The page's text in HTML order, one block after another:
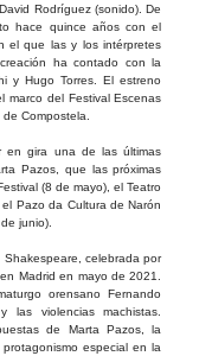
Rodríguez (sonido). De
hace quince años con el
el que las y los intérpretes
ha contado con la
y Hugo Torres. El estreno
del Festival Escenas
Compostela.
en gira una de las últimas
Pazos, que las próximas
(8 de mayo), el Teatro
Pazo da Cultura de Narón
junio).
celebrada por
Madrid en mayo de 2021.
orensano Fernando
violencias machistas.
de Marta Pazos, la
especial en la